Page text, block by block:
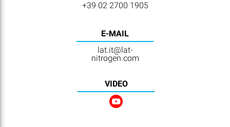
+39 02 2700 1905
E-MAIL
lat.it@lat-
nitrogen.com
VIDEO